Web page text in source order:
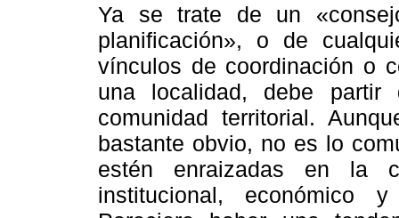
Ya se trate de un
planificación», o de
vínculos de coordinación o
una localidad, debe
comunidad territorial.
bastante obvio, no es lo
estén enraizadas en la
institucional, económico